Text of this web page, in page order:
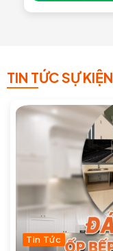
TIN TỨC SỰ KIỆN
Tin Tức